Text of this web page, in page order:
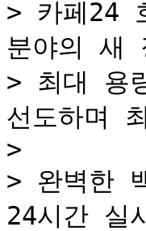
> 카페24
분야의 새
> 최대 용
선도하며
>
> 완벽한
24시간 실